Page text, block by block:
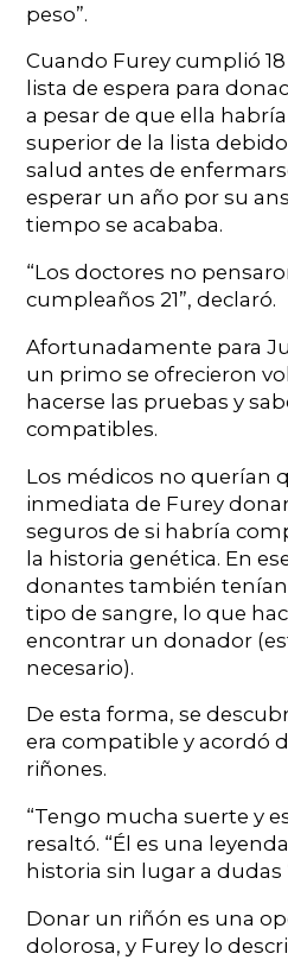
peso”.
Cuando Furey cumplió
lista de espera para
a pesar de que ella
superior de la lista
salud antes de
esperar un año por su
tiempo se acababa.
“Los doctores no
cumpleaños 21”, declaró.
Afortunadamente para
un primo se ofrecieron
hacerse las pruebas y
compatibles.
Los médicos no querían
inmediata de Furey
seguros de si habría
la historia genética. En
donantes también
tipo de sangre, lo que
encontrar un donador
necesario).
De esta forma, se
era compatible y acordó
riñones.
“Tengo mucha suerte y
resaltó. “Él es una
historia sin lugar a dudas
Donar un riñón es una
dolorosa, y Furey lo